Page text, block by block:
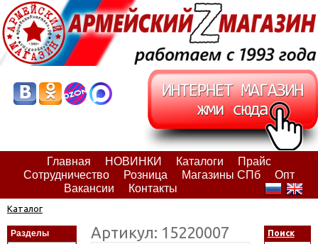
Главная НОВИНКИ Каталоги
Прайс
Сотрудничество
Розница Магазины СПб
Опт
Вакансии
Контакты
Каталог
Разделы Артикул: 15220007 Поиск